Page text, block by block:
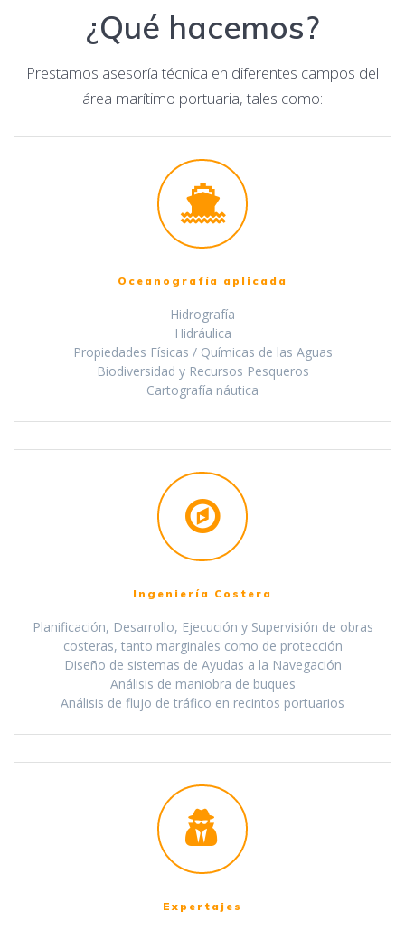
¿Qué hacemos?
Prestamos asesoría técnica en diferentes campos del
área marítimo portuaria, tales como:
Oceanografía aplicada
Hidrografía
Hidráulica
Propiedades Físicas / Químicas de las Aguas
Biodiversidad y Recursos Pesqueros
Cartografía náutica
Ingeniería Costera
Planificación, Desarrollo, Ejecución y Supervisión de obras
costeras, tanto marginales como de protección
Diseño de sistemas de Ayudas a la Navegación
Análisis de maniobra de buques
Análisis de flujo de tráfico en recintos portuarios
Expertajes